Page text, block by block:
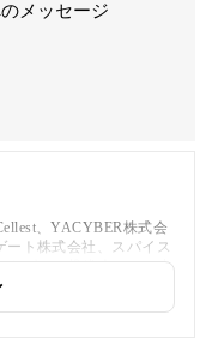
メッセージ
、YACYBER株式会
ート株式会社、スパイス
トボール推進会」への内